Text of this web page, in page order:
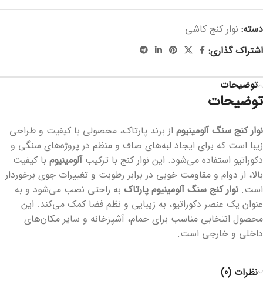
دسته: نوار کنج کاشی
اشتراک گذاری:
توضیحات
توضیحات
نوار کنج سنگ آلومینیوم از برند پارتاک، محصولی با کیفیت و طراحی
زیبا است که برای ایجاد لبه‌های صاف و منظم در پروژه‌های سنگی و
دکوراتیو استفاده می‌شود. این نوار کنج با ترکیبآلومینیوم با کیفیت
بالا، از دوام و مقاومت خوبی در برابر رطوبت و تغییرات جوی برخوردار
است. نوار کنج سنگ آلومینیوم پارتاک به راحتی نصب می‌شود و به
عنوان یک عنصر دکوراتیو، به زیبایی و نظم فضا کمک می‌کند. این
محصول انتخابی مناسب برای حمام، آشپزخانه و سایر مکان‌های
داخلی و خارجی است.
نظرات (0)